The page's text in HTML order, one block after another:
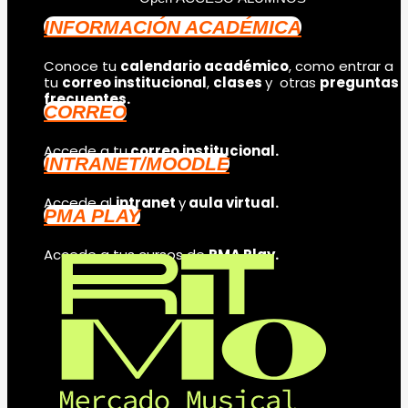
INFORMACIÓN ACADÉMICA
Conoce tu calendario académico, como entrar a
tu correo institucional, clasesy otras preguntas
frecuentes.
CORREO
Accede a tucorreo institucional.
INTRANET/MOODLE
Accede alintranetyaula virtual.
PMA PLAY
Accede a tus cursos dePMA Play.